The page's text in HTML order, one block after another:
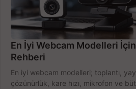
En İyi Webcam Modelleri
Rehberi
En iyi webcam modelleri; toplantı,
çözünürlük, kare hızı, mikrofon ve